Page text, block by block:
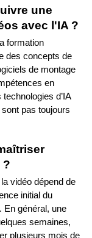
une
avec l'IA ?
formation
des concepts de
de montage
en
d’IA
pas toujours
?
vidéo dépend de
initial du
En général, une
semaines,
plusieurs mois de